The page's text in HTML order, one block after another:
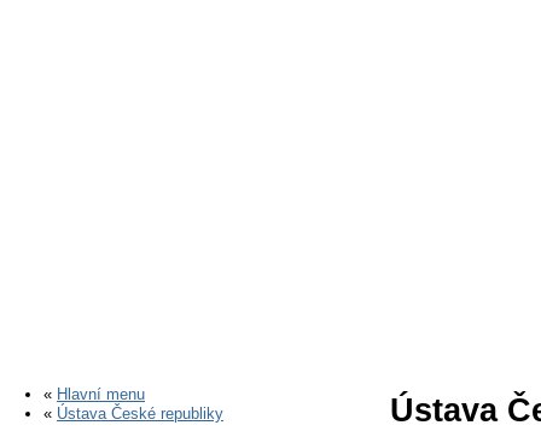
« Hlavní menu
« Ústava České republiky
Ústava